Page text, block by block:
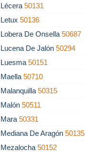
Lécera50131
Letux50136
Lobera De Onsella50687
Lucena De Jalón50294
Luesma50151
Maella50710
Malanquilla50315
Malón50511
Mara50331
Mediana De Aragón50135
Mezalocha50152